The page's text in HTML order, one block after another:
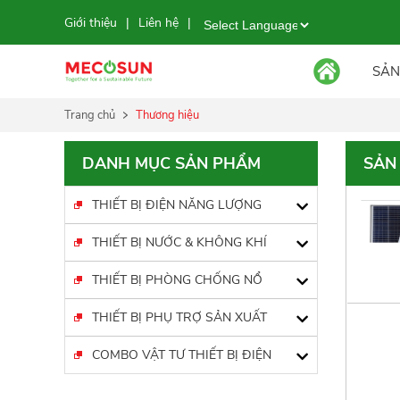
Giới thiệu | Liên hệ
|
Powered by
Trang chủ Thương hiệu
DANH MỤC SẢN PHẨM
THIẾT BỊ ĐIỆN NĂNG LƯỢNG
THIẾT BỊ NƯỚC & KHÔNG KHÍ
THIẾT BỊ PHÒNG CHỐNG NỔ
THIẾT BỊ PHỤ TRỢ SẢN XUẤT
COMBO VẬT TƯ THIẾT BỊ ĐIỆN